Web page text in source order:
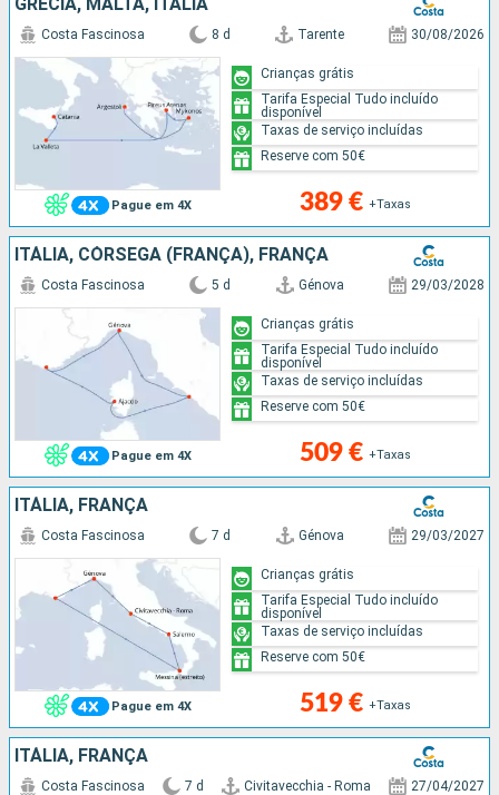
Pague em 4X
Costa Fascinosa 8 d Tarente 30/08/2026
389 € +Taxas
Crianças grátis
Tarifa Especial Tudo incluído
disponível
Taxas de serviço incluídas
Reserve com 50€
ITÁLIA, CÓRSEGA (FRANÇA), FRANÇA
Pague em 4X
Costa Fascinosa 5 d Génova 29/03/2028
509 € +Taxas
Crianças grátis
Tarifa Especial Tudo incluído
disponível
Taxas de serviço incluídas
Reserve com 50€
ITÁLIA, FRANÇA
Pague em 4X
Costa Fascinosa 7 d Génova 29/03/2027
519 € +Taxas
Crianças grátis
Tarifa Especial Tudo incluído
disponível
Taxas de serviço incluídas
Reserve com 50€
ITÁLIA, FRANÇA
Costa Fascinosa 7 d Civitavecchia - Roma 27/04/2027